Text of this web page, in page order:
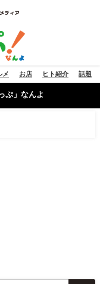
メ お店 ヒト紹介 話題
ぷ」なんよ